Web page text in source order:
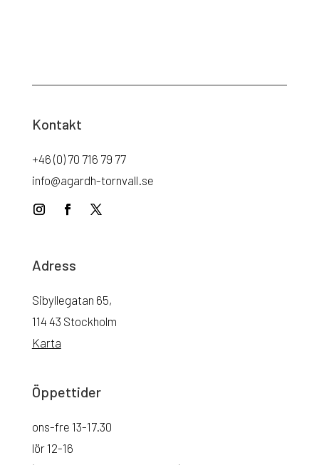
Kontakt
+46 (0) 70 716 79 77
info@agardh-tornvall.se
Adress
Sibyllegatan 65,
114 43 Stockholm
Karta
Öppettider
ons-fre 13-17.30
lör 12-16